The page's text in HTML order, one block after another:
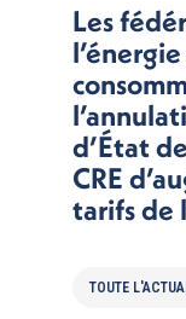
Les
d’État
CRE
tarifs de
TOUTE